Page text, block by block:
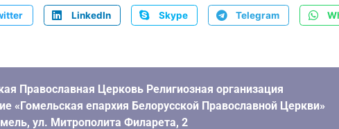
LinkedIn Skype Telegram
Православная Церковь Религиозная организация
«Гомельская епархия Белорусской Православной Церкви»
ул. Митрополита Филарета, 2